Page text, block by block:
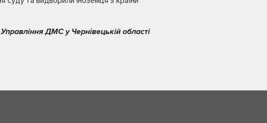
Управління ДМС у Чернівецькій області